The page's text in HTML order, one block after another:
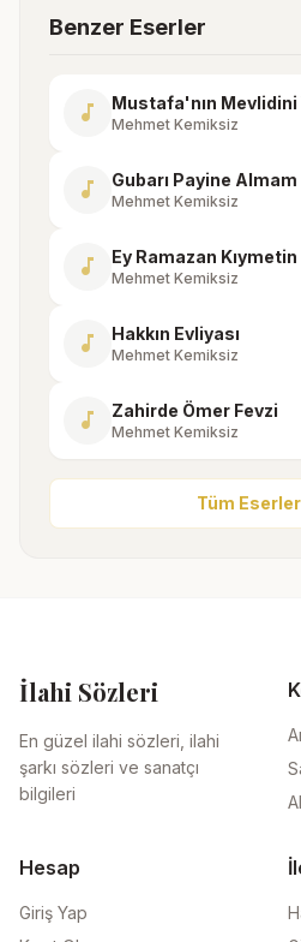
Benzer Eserler
music_note Mustafa'nın Mevlidini
Mehmet Kemiksiz
music_note Mehmet Kemiksiz
music_note Ey Ramazan Kıymetin
Mehmet Kemiksiz
music_note Hakkın Evliyası
Mehmet Kemiksiz
music_note Zahirde Ömer Fevzi
Mehmet Kemiksiz
Tüm
İlahi Sözleri
En güzel ilahi sözleri, ilahi
şarkı sözleri ve sanatçı
bilgileri
Hesap
Giriş Yap